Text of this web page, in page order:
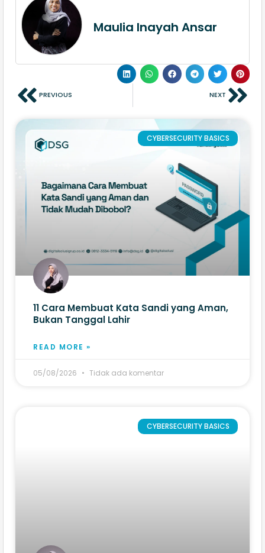
Maulia Inayah Ansar
PREVIOUS NEXT
CYBERSECURITY BASICS
11 Cara Membuat Kata Sandi yang Aman,
Bukan Tanggal Lahir
READ MORE »
05/08/2026 Tidak ada komentar
CYBERSECURITY BASICS